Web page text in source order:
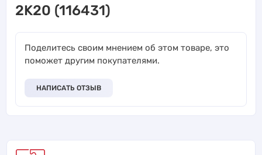
2K20 (116431)
Поделитесь своим мнением об этом товаре, это
поможет другим покупателями.
НАПИСАТЬ ОТЗЫВ